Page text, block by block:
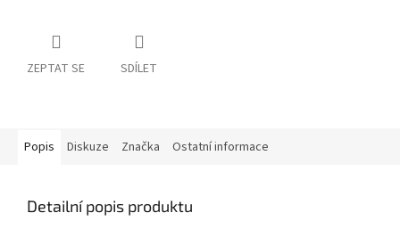
ZEPTAT SE SDÍLET
Popis Diskuze Značka Ostatní informace
Detailní popis produktu